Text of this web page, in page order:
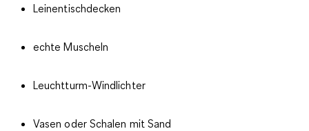
Leinentischdecken
echte Muscheln
Leuchtturm-Windlichter
Vasen oder Schalen mit Sand